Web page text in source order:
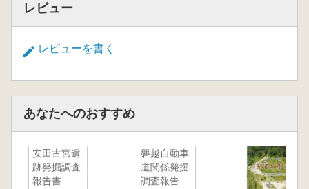
レビュー
レビューを書く
あなたへのおすすめ
安田古宮遺
跡発掘調査
報告書
磐越自動車
道関係発掘
調査報告